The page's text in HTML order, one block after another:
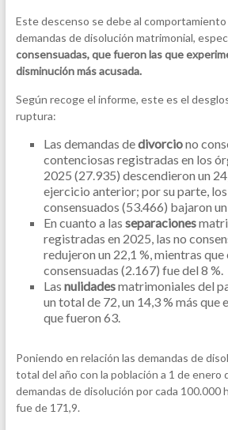
Este descenso se debe al
demandas de disolución matrimonial,
consensuadas, que fueron las que
disminución más acusada.
Según recoge el informe, este es el
ruptura:
Las demandas dedivorciono
contenciosas registradas en los
2025 (27.935) descendieron un
ejercicio anterior; por su parte,
consensuados (53.466) bajaron un
En cuanto a las separaciones
registradas en 2025, las no
redujeron un 22,1 %, mientras
consensuadas (2.167) fue del 8 %.
Las nulidadesmatrimoniales del
un total de 72, un 14,3 % más que
que fueron 63.
Poniendo en relación las demandas de
total del año con la población a 1 de enero
demandas de disolución por cada 100.000
fue de 171,9.